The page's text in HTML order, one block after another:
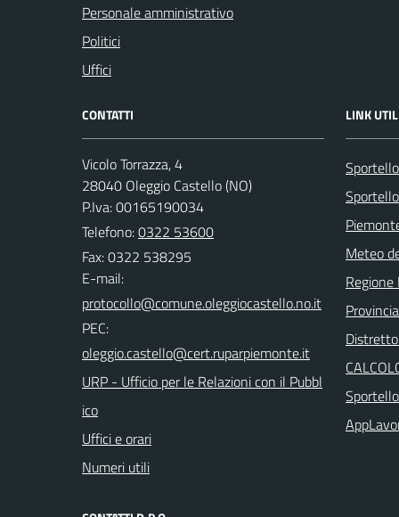
Personale amministrativo
Politici
Uffici
CONTATTI
Vicolo Torrazza, 4
28040 Oleggio Castello (NO)
P.Iva: 00165190034
Telefono:0322 53600
Fax: 0322 538295
E-mail:
PEC:
URP - Ufficio per le Relazioni con il Pubbl
ico
Uffici e orari
Numeri utili
LINK
Meteo